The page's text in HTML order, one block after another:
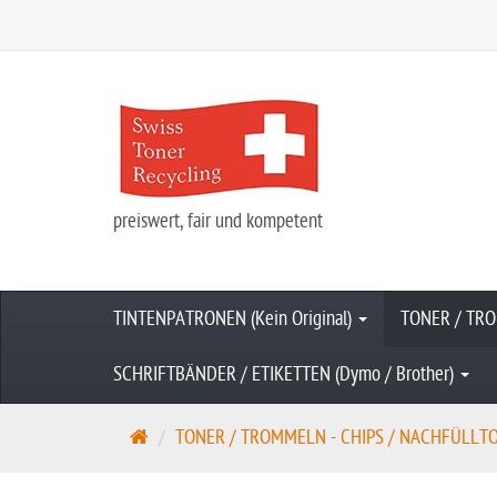
preiswert, fair und kompetent
TINTENPATRONEN (Kein Original) TONER /
SCHRIFTBÄNDER / ETIKETTEN (Dymo / Brother)
S
TONER / TROMMELN - CHIPS /